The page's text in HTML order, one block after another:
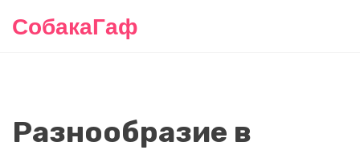
СобакаГаф
Разнообразие в